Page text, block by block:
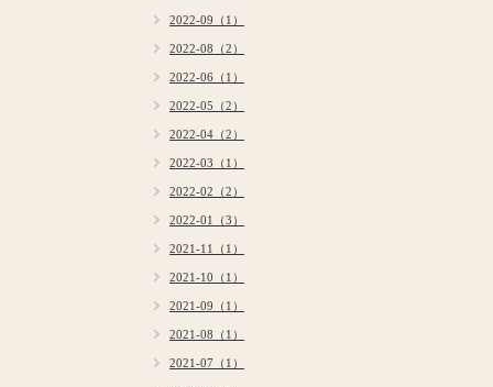
2022-09（1）
2022-08（2）
2022-06（1）
2022-05（2）
2022-04（2）
2022-03（1）
2022-02（2）
2022-01（3）
2021-11（1）
2021-10（1）
2021-09（1）
2021-08（1）
2021-07（1）